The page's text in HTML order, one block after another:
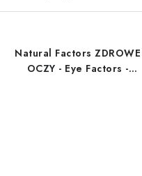
Natural Factors ZDROWE
OCZY - Eye Factors -